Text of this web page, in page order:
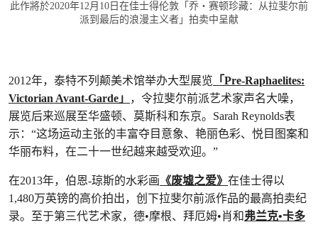
此作將於2020年12月10日在佳士得伦敦「乔・赛顿珍藏：从拉斐尔前
派到最后的浪漫主义者」拍卖中呈献
2012年，泰特不列颠美术馆举办大型展览 「Pre-Raphaelites:
Victorian Avant-Garde」
，令拉斐尔前派艺术家声名大噪，
展览后来巡展至华盛顿、莫斯科和东京。Sarah Reynolds表
示：“这场运动主张的丰富夺目意象、艳丽色彩、悦目图案和
华丽布料，在二十一世纪越来越受欢迎。”
在2013年，伯恩-琼斯的水彩画 《废墟之爱》 在佳士得以
1,480万英镑的高价拍出，创下拉斐尔前派作品的最高拍卖纪
录。至于第三代艺术家，德•摩根、拜厄姆•肖和弗兰克•卡多